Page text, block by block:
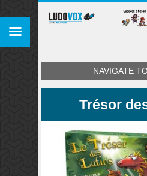
NAVIGATE
Trésor